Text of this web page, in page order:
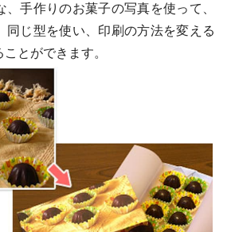
手作りのお菓子の写真を使って、
同じ型を使い、印刷の方法を変える
とができます。